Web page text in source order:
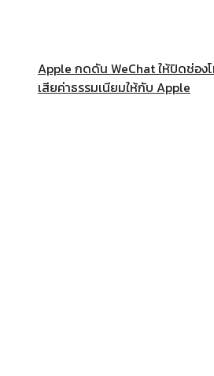
Apple กดดัน WeChat ให้ปิดช่อ
เสียค่าธรรมเนียมให้กับ Apple